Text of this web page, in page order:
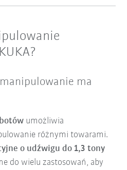
ma
umożliwia
różnymi towarami.
o udźwigu do 1,3 tony
do wielu zastosowań, aby